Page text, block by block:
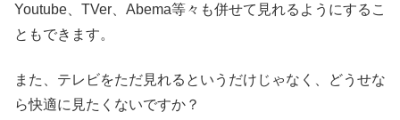
Youtube、TVer、Abema等々も併せて見れるようにするこ
ともできます。
また、テレビをただ見れるというだけじゃなく、どうせな
ら快適に見たくないですか？